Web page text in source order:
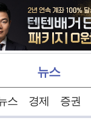
뉴스
스 경제 증권